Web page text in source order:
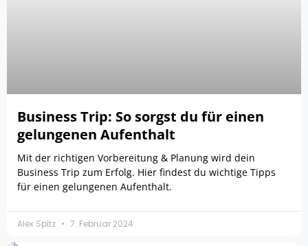
Business Trip: So sorgst du für einen
gelungenen Aufenthalt
Mit der richtigen Vorbereitung & Planung wird dein
Business Trip zum Erfolg. Hier findest du wichtige Tipps
für einen gelungenen Aufenthalt.
Alex Spitz 7. Februar 2024